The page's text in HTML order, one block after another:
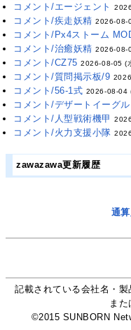
コメント/エージェント
コメント/疾走妖精 2026-08-
コメント/Px4ストーム
コメント/治癒妖精 2026-08-
コメント/CZ75 2026-08-05 (
コメント/質問掲示板/9
コメント/56-1式 2026-08-04
コメント/デザートイーグル
コメント/人型戦術機甲
コメント/火力支援小隊
zawazawa更新履歴
通
記載されている会社名・製
また
©2015 SUNBORN